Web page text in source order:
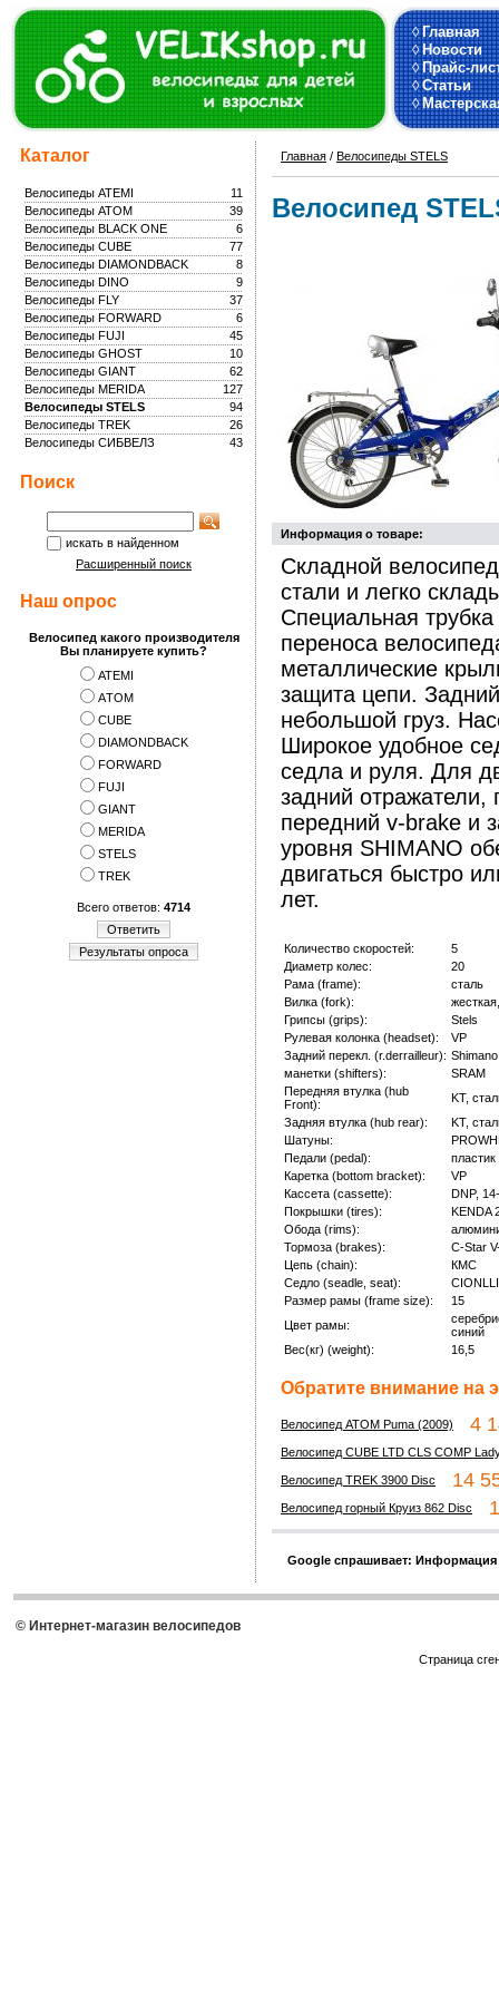
◊Главная
◊Новости
◊Прайс-
◊Статьи
◊
Каталог
11
Велосипеды ATEMI
39
Велосипеды ATOM
6
Велосипеды BLACK ONE
77
Велосипеды CUBE
8
Велосипеды DIAMONDBACK
9
Велосипеды DINO
37
Велосипеды FLY
6
Велосипеды FORWARD
45
Велосипеды FUJI
10
Велосипеды GHOST
62
Велосипеды GIANT
127
Велосипеды MERIDA
94
Велосипеды STELS
26
Велосипеды TREK
43
Велосипеды СИБВЕЛЗ
Поиск
искать в найденном
Расширенный поиск
Наш опрос
Велосипед какого производителя
Вы планируете купить?
ATEMI
АTOM
CUBE
DIAMONDBACK
FORWARD
FUJI
GIANT
MERIDA
STELS
TREK
Всего ответов: 4714
Ответить
Результаты опроса
Главная / Велосипеды STELS
Велосипед
Информация о товаре:
Складной
стали и легко
Специальная
переноса
металлические
защита цепи.
небольшой груз.
Широкое удобное
седла и руля. Для
задний отражатели,
передний v-brake и
уровня SHIMANO
двигаться быстро
лет.
Количество скоростей:
5
Диаметр колес:
20
Рама (frame):
сталь
Вилка (fork):
Грипсы (grips):
Stels
Рулевая колонка (headset):
VP
Задний перекл. (r.derrailleur):
манетки (shifters):
SRAM
Передняя втулка (hub
Front):
KT,
Задняя втулка (hub rear):
KT,
Шатуны:
Педали (pedal):
пластик
Каретка (bottom bracket):
VP
Кассета (cassette):
DNP,
Покрышки (tires):
KENDA
Обода (rims):
Тормоза (brakes):
C-Star
Цепь (chain):
КМС
Седло (seadle, seat):
Размер рамы (frame size):
15
Цвет рамы:
синий
Вес(кг) (weight):
16,5
Обратите внимание на
Велосипед ATOM Puma (2009) 4
Велосипед CUBE LTD CLS COMP
Велосипед TREK 3900 Disc 14
Велосипед горный Круиз 862 Disc
Google спрашивает:
© Интернет-магазин велосипедов
Страница